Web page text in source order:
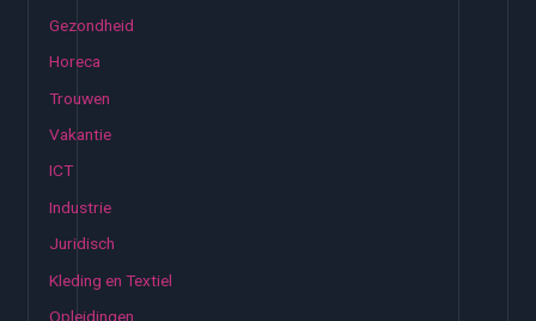
Gezondheid
Horeca
Trouwen
Vakantie
ICT
Industrie
Juridisch
Kleding en Textiel
Opleidingen